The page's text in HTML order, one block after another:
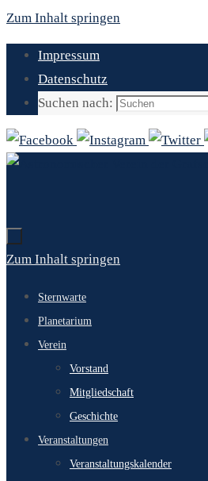
Zum Inhalt springen
Impressum
Datenschutz
Suchen nach:
Zum Inhalt springen
Sternwarte
Planetarium
Verein
Vorstand
Mitgliedschaft
Geschichte
Veranstaltungen
Veranstaltungskalender